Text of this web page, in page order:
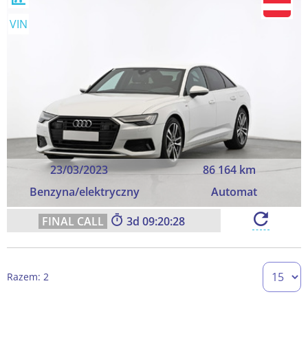
23/03/2023
86 164 km
Benzyna/elektryczny
Automat
VIN
3 09:20:27
Razem: 2